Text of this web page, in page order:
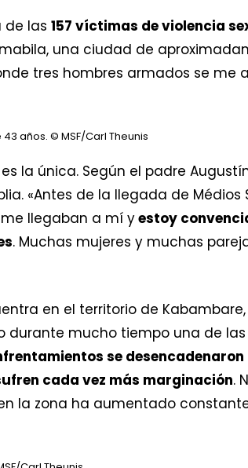
de las 157 víctimas de violencia
una ciudad de
tres hombres armados se me
43 años. © MSF/Carl Theunis
la única. Según el padre
«Antes de la llegada de Médios
llegaban a mí yestoy
. Muchas mujeres y muchas
en el territorio de
mucho tiempo una de
se
cada vez más marginación.
la zona ha aumentado